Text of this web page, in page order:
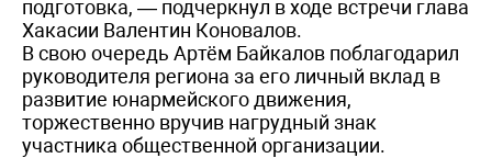
подготовка, — подчеркнул в ходе встречи глава
Хакасии Валентин Коновалов.
В свою очередь Артём Байкалов поблагодарил
руководителя региона за его личный вклад в
развитие юнармейского движения,
торжественно вручив нагрудный знак
участника общественной организации.